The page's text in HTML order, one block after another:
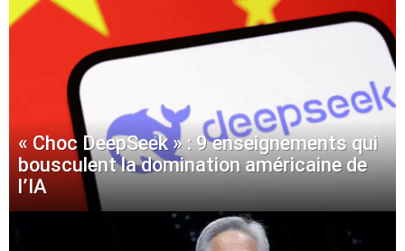
« Choc DeepSeek » : 9 enseignements qui
bousculent la domination américaine de
l’IA